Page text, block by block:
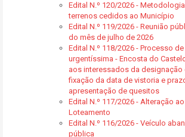
Edital N.º 120/2026 -
terrenos cedidos ao Município
Edital N.º 119/2026 - Reunião
do mês de julho de 2026
Edital N.º 118/2026 - Processo
urgentíssima - Encosta do
aos interessados da designação
fixação da data de vistoria e
apresentação de quesitos
Edital N.º 117/2026 - Alteração
Loteamento
Edital N.º 116/2026 - Veículo
pública